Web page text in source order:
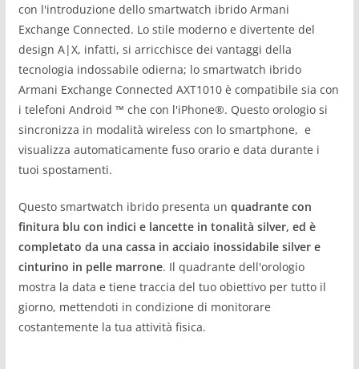
con l'introduzione dello smartwatch ibrido Armani
Exchange Connected. Lo stile moderno e divertente del
design A|X, infatti, si arricchisce dei vantaggi della
tecnologia indossabile odierna; lo smartwatch ibrido
Armani Exchange Connected AXT1010 è compatibile sia con
i telefoni Android ™ che con l'iPhone®. Questo orologio si
sincronizza in modalità wireless con lo smartphone, e
visualizza automaticamente fuso orario e data durante i
tuoi spostamenti.
Questo smartwatch ibrido presenta un quadrante con
finitura blu con indici e lancette in tonalità silver, ed è
completato da una cassa in acciaio inossidabile silver e
cinturino in pelle marrone. Il quadrante dell'orologio
mostra la data e tiene traccia del tuo obiettivo per tutto il
giorno, mettendoti in condizione di monitorare
costantemente la tua attività fisica.